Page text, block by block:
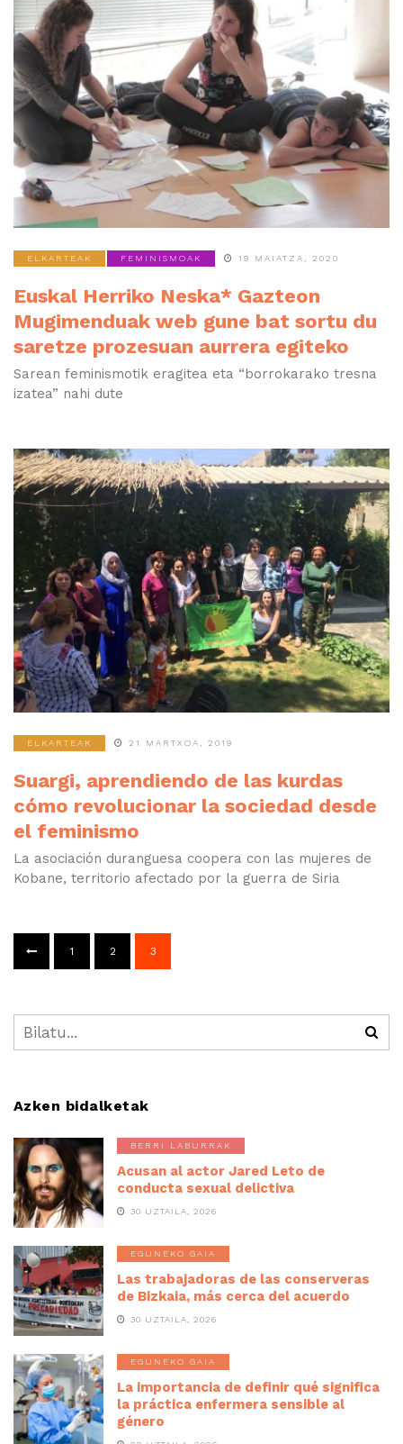
ELKARTEAK FEMINISMOAK 19 MAIATZA, 2020
Euskal Herriko Neska* Gazteon
Mugimenduak web gune bat sortu du
saretze prozesuan aurrera egiteko
Sarean feminismotik eragitea eta “borrokarako tresna
izatea” nahi dute
ELKARTEAK 21 MARTXOA, 2019
Suargi, aprendiendo de las kurdas
cómo revolucionar la sociedad desde
el feminismo
La asociación duranguesa coopera con las mujeres de
Kobane, territorio afectado por la guerra de Siria
1 2 3
Azken bidalketak
BERRI LABURRAK
Acusan al actor Jared Leto de
conducta sexual delictiva
30 UZTAILA, 2026
EGUNEKO GAIA
Las trabajadoras de las conserveras
de Bizkaia, más cerca del acuerdo
30 UZTAILA, 2026
EGUNEKO GAIA
La importancia de definir qué significa
la práctica enfermera sensible al
género